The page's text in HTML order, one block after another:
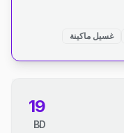
غسيل ماكينة
19
BD